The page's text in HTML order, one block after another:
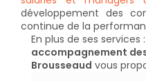
développement des
continue de la
En plus de ses services :
accompagnement
Brousseaud vous